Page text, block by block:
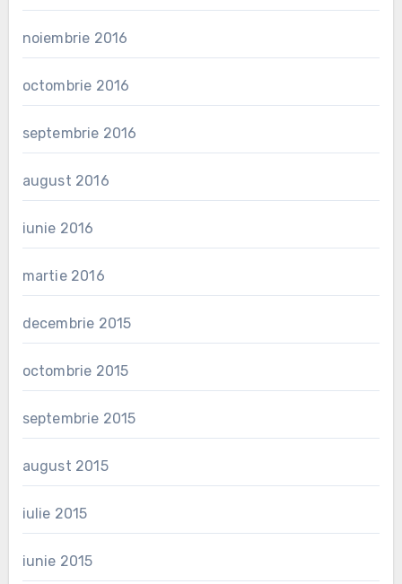
noiembrie 2016
octombrie 2016
septembrie 2016
august 2016
iunie 2016
martie 2016
decembrie 2015
octombrie 2015
septembrie 2015
august 2015
iulie 2015
iunie 2015